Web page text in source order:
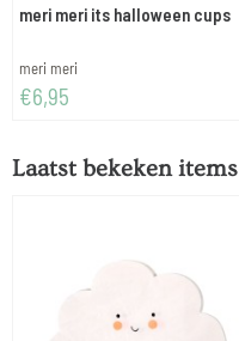
meri meri its halloween cups
Merk:
meri meri
Prijs: 6,95
€6,95
Laatst bekeken items